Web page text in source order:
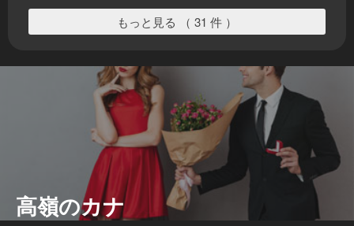
もっと見る （ 31 件 ）
高嶺のカナ